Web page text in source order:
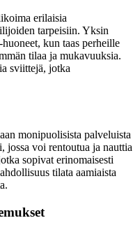
erilaisia
tarpeisiin. Yksin
kun taas perheille
tilaa ja mukavuuksia.
sviittejä, jotka
monipuolisista palveluista
jossa voi rentoutua ja nauttia
sopivat erinomaisesti
tilata aamiaista